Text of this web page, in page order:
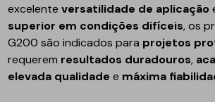
excelenteversatilidade de aplicação
superior em condições difíceis, os
G200 são indicados para projetos
requerem resultados duradouros,
elevada qualidade e máxima